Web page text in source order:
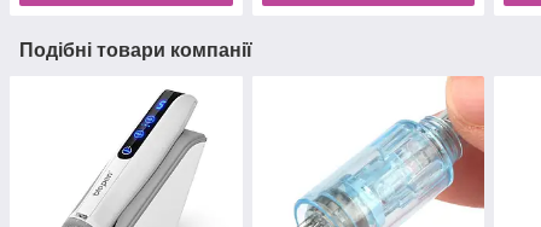
Подібні товари компанії